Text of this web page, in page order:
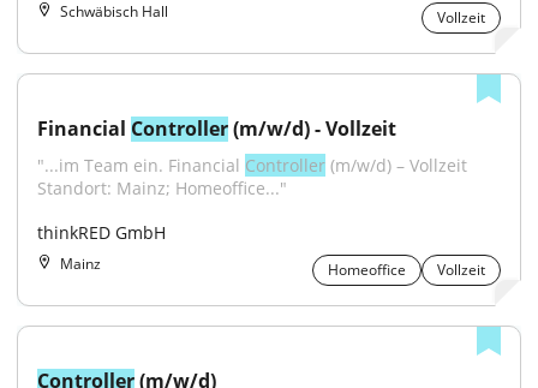
Schwäbisch Hall Vollzeit
Financial Controller (m/w/d) - Vollzeit
"...im Team ein. Financial Controller (m/w/d) – Vollzeit
Standort: Mainz; Homeoffice..."
thinkRED GmbH
Mainz Homeoffice Vollzeit
Controller (m/w/d)